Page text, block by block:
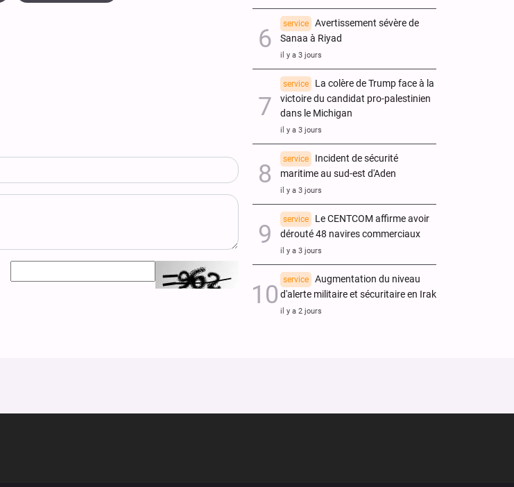
service
Avertissement sévère de
Sanaa à Riyad
il y a 3 jours
service
La colère de Trump face à la
victoire du candidat pro-palestinien
dans le Michigan
il y a 3 jours
service
Incident de sécurité
maritime au sud-est d'Aden
il y a 3 jours
service
Le CENTCOM affirme avoir
dérouté 48 navires commerciaux
il y a 3 jours
service
Augmentation du niveau
d'alerte militaire et sécuritaire en Irak
il y a 2 jours